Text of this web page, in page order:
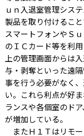
ｕｎ入退室管理シス
製品を取り付けるこ
スマートフォンやＳ
のＩＣカード等を利
上の管理画面からは
与・剥奪といった遠
事を行う必要がなく
い。これら利点が好
ランスや各個室のド
が増加している。
またＨ１Ｔはリモ